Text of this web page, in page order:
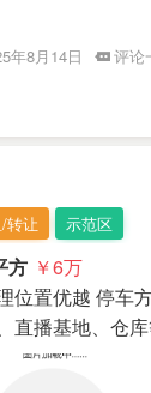
年8月14日
评论
转让 示范区
方 ￥6万
位置优越 停车
直播基地、仓库